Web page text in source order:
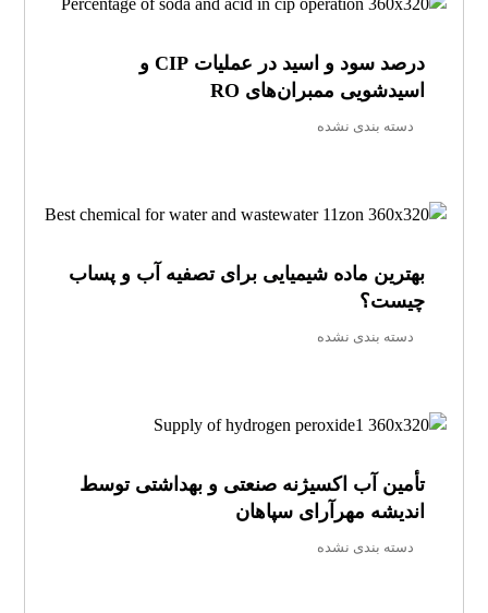
درصد سود و اسید در عملیات CIP و
اسیدشویی ممبران‌های RO
دسته بندی نشده
بهترین ماده شیمیایی برای تصفیه آب و پساب
چیست؟
دسته بندی نشده
تأمین آب اکسیژنه صنعتی و بهداشتی توسط
اندیشه مهرآرای سپاهان
دسته بندی نشده